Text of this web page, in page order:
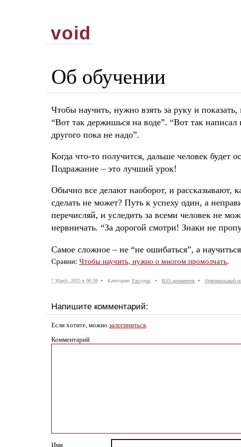
void
Об обучении
Чтобы научить, нужно взять за руку и
“Вот так держишься на воде”. “Вот так
другого пока не надо”.
Когда что-то получится, дальше человек будет
Подражание – это лучший урок!
Обычно все делают наоборот, и рассказывают,
сделать не может? Путь к успеху один, а
перечисляй, и уследить за всеми человек не
нервничать. “За дорогой смотри! Знаки не
Самое сложное – не “не ошибаться”, а
Сравни: Чтобы научить, нужно о многом промолчать.
7 March, 2025 в 00:38 Категории: Рассудок RSS комментов Оригинальный
Напишите комментарий:
Если хотите, можно залогиниться
Комментарий
Имя